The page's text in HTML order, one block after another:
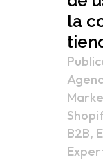
la
B2B,